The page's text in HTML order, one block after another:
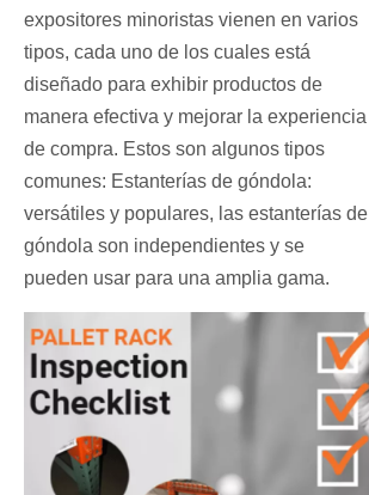
expositores minoristas vienen en varios
tipos, cada uno de los cuales está
diseñado para exhibir productos de
manera efectiva y mejorar la experiencia
de compra. Estos son algunos tipos
comunes: Estanterías de góndola:
versátiles y populares, las estanterías de
góndola son independientes y se
pueden usar para una amplia gama.